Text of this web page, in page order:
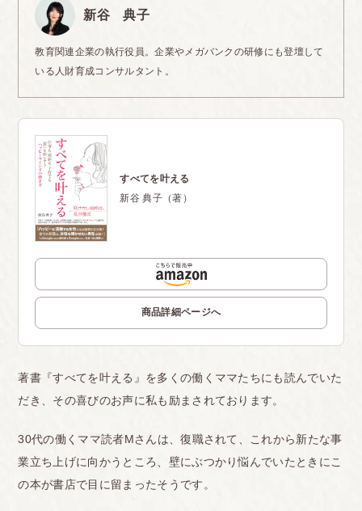
新谷 典子
教育関連企業の執行役員。企業やメガバンクの研修にも登壇して
いる人財育成コンサルタント。
すべてを叶える
新谷 典子（著）
商品詳細ページへ
著書『すべてを叶える』を多くの働くママたちにも読んでいた
だき、その喜びのお声に私も励まされております。
30代の働くママ読者Mさんは、復職されて、これから新たな事
業立ち上げに向かうところ、壁にぶつかり悩んでいたときにこ
の本が書店で目に留まったそうです。